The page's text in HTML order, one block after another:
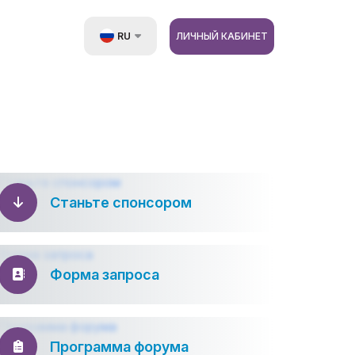
RU ЛИЧНЫЙ КАБИНЕТ
Станьте спонсором
Форма запроса
Программа форума